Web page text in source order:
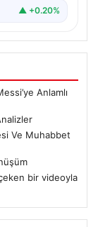
▲ +0.20%
Anlamlı
Ve Muhabbet
bir videoyla